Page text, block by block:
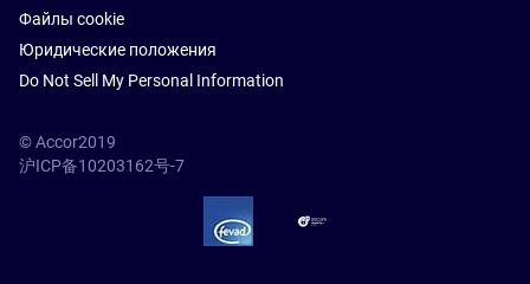
Файлы cookie
Юридические положения
Do Not Sell My Personal Information
© Accor2019
沪ICP备10203162号-7